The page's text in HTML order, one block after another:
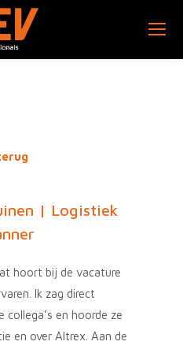
| Logistiek
hoort bij de vacature
Ik zag direct
en hoorde ze
en over Altrex. Aan de